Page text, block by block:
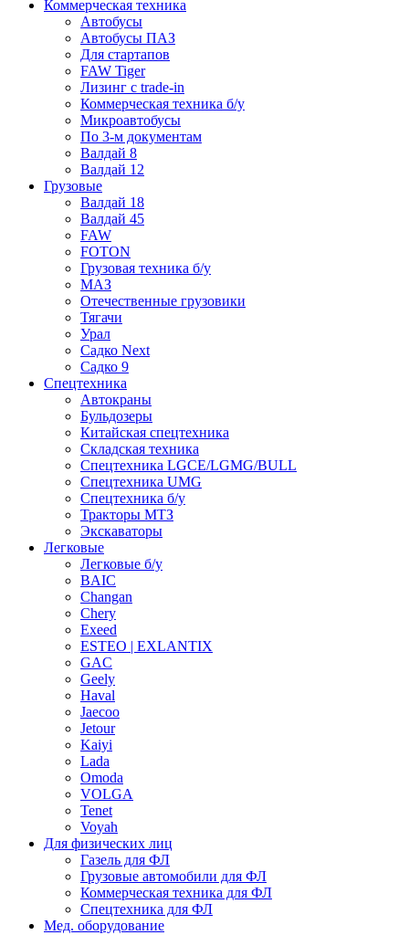
Коммерческая техника
Автобусы
Автобусы ПАЗ
Для стартапов
FAW Tiger
Лизинг с trade-in
Коммерческая техника б/у
Микроавтобусы
По 3-м документам
Валдай 8
Валдай 12
Грузовые
Валдай 18
Валдай 45
FAW
FOTON
Грузовая техника б/у
МАЗ
Отечественные грузовики
Тягачи
Урал
Садко Next
Садко 9
Спецтехника
Автокраны
Бульдозеры
Китайская спецтехника
Складская техника
Спецтехника LGCE/LGMG/BULL
Спецтехника UMG
Спецтехника б/у
Тракторы МТЗ
Экскаваторы
Легковые
Легковые б/у
BAIC
Changan
Chery
Exeed
ESTEO | EXLANTIX
GAC
Geely
Haval
Jaecoo
Jetour
Kaiyi
Lada
Omoda
VOLGA
Tenet
Voyah
Для физических лиц
Газель для ФЛ
Грузовые автомобили для ФЛ
Коммерческая техника для ФЛ
Спецтехника для ФЛ
Мед. оборудование